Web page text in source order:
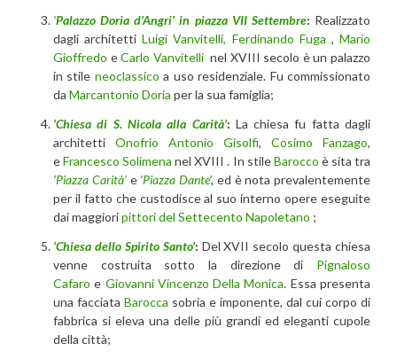
‘Palazzo Doria d’Angri’ in piazza VII Settembre: Realizzato
dagli architettiLuigi Vanvitelli, Ferdinando Fuga ,Mario
Gioffredo eCarlo Vanvitellinel XVIII secolo è un palazzo
in stile neoclassico a uso residenziale. Fu commissionato
da Marcantonio Doria per la sua famiglia;
‘Chiesa di S. Nicola alla Carità’: La chiesa fu fatta dagli
architetti Onofrio Antonio Gisolfi, Cosimo Fanzago,
eFrancesco Solimena nel XVIII . In stileBarocco è sita tra
‘Piazza Carità’ e ‘Piazza Dante‘, ed è nota prevalentemente
per il fatto che custodisce al suo interno opere eseguite
dai maggioripittori del Settecento Napoletano ;
‘Chiesa dello Spirito Santo’: Del XVII secolo questa chiesa
venne costruita sotto la direzione di Pignaloso
Cafaro e Giovanni Vincenzo Della Monica. Essa presenta
una facciata Barocca sobria e imponente, dal cui corpo di
fabbrica si eleva una delle più grandi ed eleganti cupole
della città;